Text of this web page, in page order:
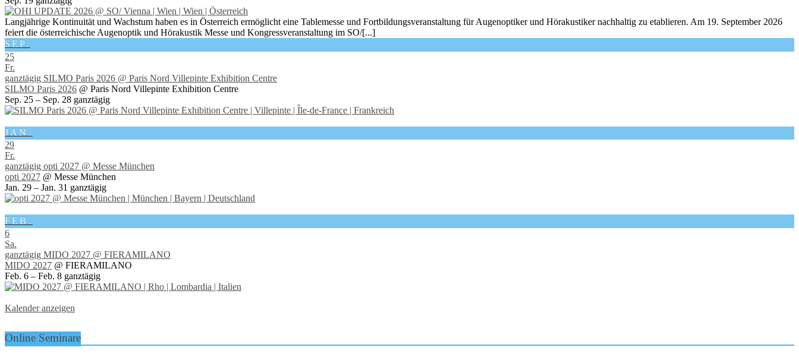
Langjährige Kontinuität und Wachstum haben es in Österreich ermöglicht eine Tablemesse und Fortbildungsveranstaltung für Augenoptiker und Hörakustiker nachhaltig zu etablieren. Am 19. September 2026
feiert die österreichische Augenoptik und Hörakustik Messe und Kongressveranstaltung im SO/[...]
SEP.
25
Fr.
ganztägig SILMO Paris 2026 @ Paris Nord Villepinte Exhibition Centre
SILMO Paris 2026 @ Paris Nord Villepinte Exhibition Centre
Sep. 25 – Sep. 28 ganztägig
JAN.
29
Fr.
ganztägig opti 2027 @ Messe München
opti 2027 @ Messe München
Jan. 29 – Jan. 31 ganztägig
FEB.
6
Sa.
ganztägig MIDO 2027 @ FIERAMILANO
MIDO 2027 @ FIERAMILANO
Feb. 6 – Feb. 8 ganztägig
Kalender anzeigen
Online Seminare